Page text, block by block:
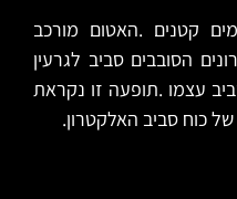
קטנים .האטום מורכב
הסובבים סביב לגרעין
עצמו .תופעה זו נקראת